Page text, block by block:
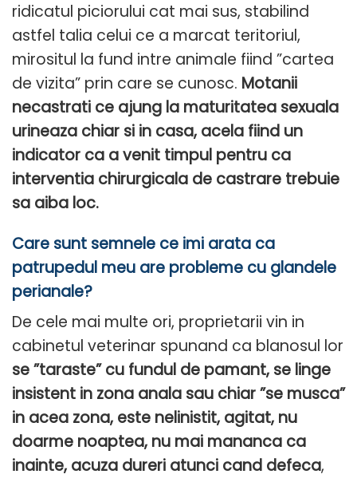
ridicatul piciorului cat mai sus, stabilind
astfel talia celui ce a marcat teritoriul,
mirositul la fund intre animale fiind ”cartea
de vizita” prin care se cunosc. Motanii
necastrati ce ajung la maturitatea sexuala
urineaza chiar si in casa, acela fiind un
indicator ca a venit timpul pentru ca
interventia chirurgicala de castrare trebuie
sa aiba loc.
Care sunt semnele ce imi arata ca
patrupedul meu are probleme cu glandele
perianale?
De cele mai multe ori, proprietarii vin in
cabinetul veterinar spunand ca blanosul lor
se ”taraste” cu fundul de pamant, se linge
insistent in zona anala sau chiar ”se musca”
in acea zona, este nelinistit, agitat, nu
doarme noaptea, nu mai mananca ca
inainte, acuza dureri atunci cand defeca,